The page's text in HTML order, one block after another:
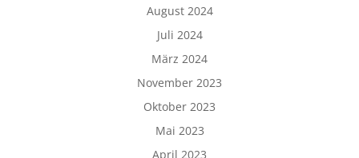
August 2024
Juli 2024
März 2024
November 2023
Oktober 2023
Mai 2023
April 2023